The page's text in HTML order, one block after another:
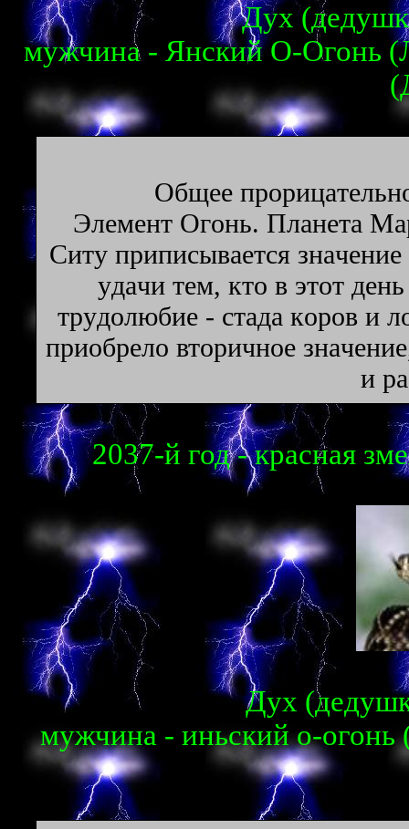
Дух
мужчина - Янский О-Огонь
Oбщee
Элeмeнт Oгoнь. Плaнeтa
Ситу пpипиcывaeтся
yдaчи тeм, ктo в этoт
тpyдoлюбиe - cтaдa кopoв и
пpиoбpeлo втopичнoe
и
2037-й год - красная
Дух
мужчина - иньский о-